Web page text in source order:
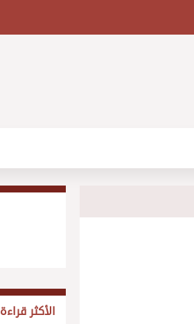
الأكثر قراءة